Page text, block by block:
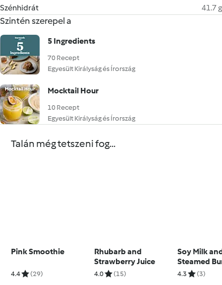
Szénhidrát
41.7 g
Szintén szerepel a
5 Ingredients
70 Recept
Egyesült Királyság és Írország
Mocktail Hour
10 Recept
Egyesült Királyság és Írország
Talán még tetszeni fog...
Pink Smoothie
4.4 (29)
Rhubarb and
Strawberry Juice
4.0 (15)
Soy Milk
Steamed
4.3 (3)